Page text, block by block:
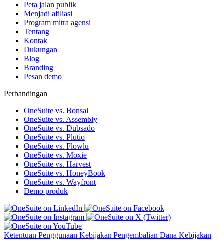
Peta jalan publik
Menjadi afiliasi
Program mitra agensi
Tentang
Kontak
Dukungan
Blog
Branding
Pesan demo
Perbandingan
OneSuite vs. Bonsai
OneSuite vs. Assembly
OneSuite vs. Dubsado
OneSuite vs. Plutio
OneSuite vs. Flowlu
OneSuite vs. Moxie
OneSuite vs. Harvest
OneSuite vs. HoneyBook
OneSuite vs. Wayfront
Demo produk
Ketentuan Penggunaan Kebijakan Pengembalian Dana Kebijakan